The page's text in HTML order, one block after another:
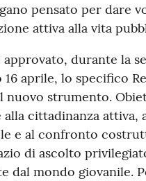
pensato per dare
attiva alla vita
durante la
aprile, lo specifico
nuovo strumento.
cittadinanza attiva,
e al confronto
di ascolto
dal mondo giovanile.